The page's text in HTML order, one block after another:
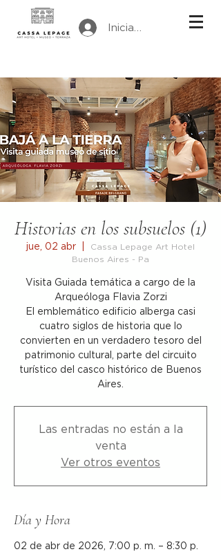
Iniciar sesión
Historias en los subsuelos (1)
jue, 02 abr
Cassa Lepage Art Hotel
Buenos Aires - Pa
Visita Guiada temática a cargo de la
Arqueóloga Flavia Zorzi
El emblemático edificio alberga casi
cuatro siglos de historia que lo
convierten en un verdadero tesoro del
patrimonio cultural, parte del circuito
turístico del casco histórico de Buenos
Aires.
Las entradas no están a la
venta
Ver otros eventos
Día y Hora
02 de abr de 2026, 7:00 p. m. – 8:30 p.